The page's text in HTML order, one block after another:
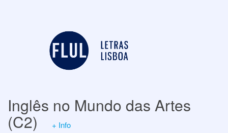
Inglês no Mundo das Artes
(C2) + Info